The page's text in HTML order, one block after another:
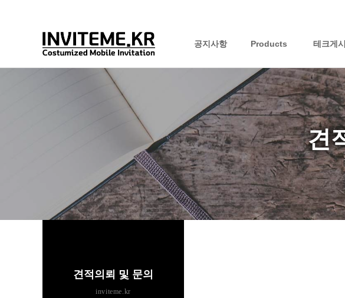
공지사항 Products 테크게
하위분류
견
견적의뢰 및 문의
inviteme.kr